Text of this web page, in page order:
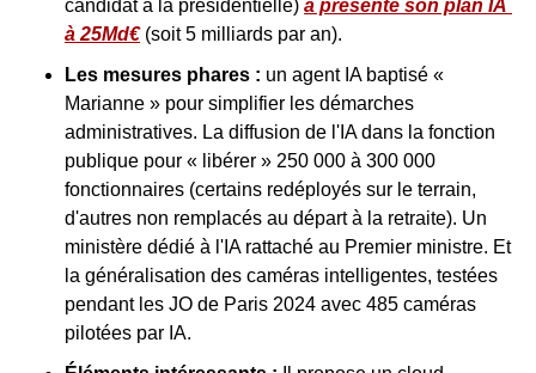
candidat à la présidentielle) a présenté son plan IA
à 25Md€ (soit 5 milliards par an).
Les mesures phares : un agent IA baptisé «
Marianne » pour simplifier les démarches
administratives. La diffusion de l'IA dans la fonction
publique pour « libérer » 250 000 à 300 000
fonctionnaires (certains redéployés sur le terrain,
d'autres non remplacés au départ à la retraite). Un
ministère dédié à l'IA rattaché au Premier ministre. Et
la généralisation des caméras intelligentes, testées
pendant les JO de Paris 2024 avec 485 caméras
pilotées par IA.